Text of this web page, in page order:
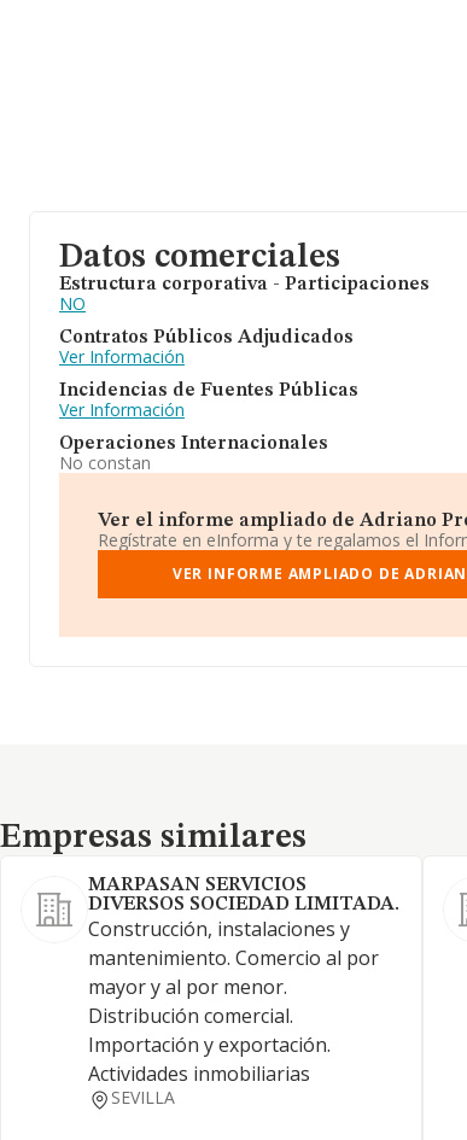
Datos comerciales
Estructura corporativa - Participaciones
NO
Contratos Públicos Adjudicados
Ver Información
Incidencias de Fuentes Públicas
Ver Información
Operaciones Internacionales
No constan
Ver el informe ampliado de Adriano
Regístrate en eInforma y te regalamos el
VER INFORME AMPLIADO DE
Empresas similares
Empresas similares
MARPASAN SERVICIOS
DIVERSOS SOCIEDAD LIMITADA.
Construcción, instalaciones y
mantenimiento. Comercio al por
mayor y al por menor.
Distribución comercial.
Importación y exportación.
Actividades inmobiliarias
SEVILLA